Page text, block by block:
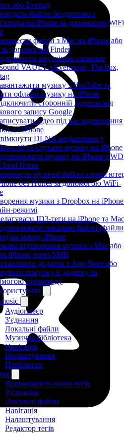
або Evertag
файли бездротово з
на iPhone за допомогою
файли з Mac на iPhone або
за допомогою Finder
внутрішнє сховище
VAULT з Evermusic, Flacbox,
музику з YouTube та
офлайн-музику на iPhone
сторонній додаток від
запису Google
відео під час відтворення
на iPhone
DLNA медіасервер у
10 та слухати музику на iPhone
музику на iPhone з WD
Home
музичні файли з
без iTunes за допомогою WiFi-
музики з Dropbox на
режимі
ID3-теги на iPhone та Mac
локальні файли (файли
на моєму iPhone
відтворення музики з Mac або
iPhone через SMB
додаток з App Store або
покупку в додатку за
промокоду
Аудіоплеєр
З'єднання
Локальні файли
Музична бібліотека
Навігація
Налаштування
Плейлисти
Відповідність полів тегів
З'єднання
Локальні файли
Навігація
Налаштування
Редактор тегів